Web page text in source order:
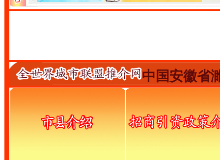
中国安徽省